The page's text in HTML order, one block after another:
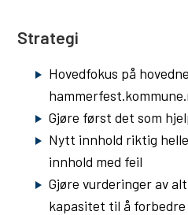
u
Strategi
Hovedfokus på
Gjøre først det som
Nytt innhold riktig
innhold med feil
Gjøre vurderinger av
kapasitet til å